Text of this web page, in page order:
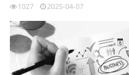
1027 2025-04-07